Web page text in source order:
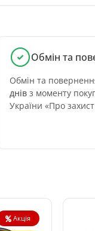
Обмін та
Обмін та
днів з моменту
України «Про
Акція